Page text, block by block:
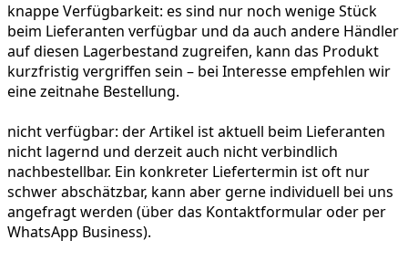
knappe Verfügbarkeit: es sind nur noch wenige Stück
beim Lieferanten verfügbar und da auch andere Händler
auf diesen Lagerbestand zugreifen, kann das Produkt
kurzfristig vergriffen sein – bei Interesse empfehlen wir
eine zeitnahe Bestellung.
nicht verfügbar: der Artikel ist aktuell beim Lieferanten
nicht lagernd und derzeit auch nicht verbindlich
nachbestellbar. Ein konkreter Liefertermin ist oft nur
schwer abschätzbar, kann aber gerne individuell bei uns
angefragt werden (über das Kontaktformular oder per
WhatsApp Business).